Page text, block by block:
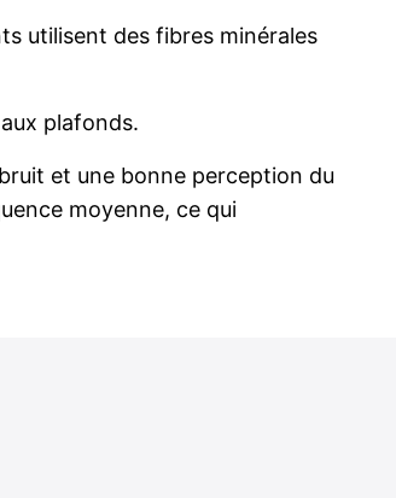
utilisent des fibres minérales
plafonds.
et une bonne perception du
moyenne, ce qui